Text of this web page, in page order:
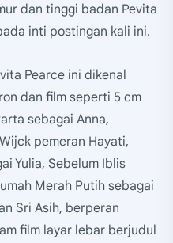
dan tinggi badan Pevita
inti postingan kali ini.
Pearce ini dikenal
dan film seperti 5 cm
sebagai Anna,
pemeran Hayati,
Yulia, Sebelum Iblis
Merah Putih sebagai
Sri Asih, berperan
film layar lebar berjudul